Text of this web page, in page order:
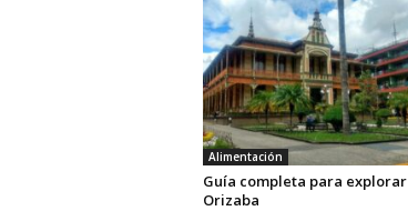
Alimentación
Guía completa para explorar
Orizaba